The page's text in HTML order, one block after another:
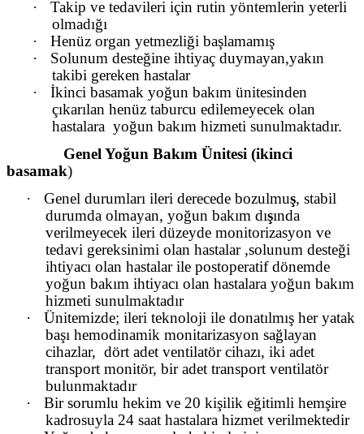
·
Takip ve tedavileri için rutin yöntemlerin yeterli
olmadığı
·
Henüz organ yetmezliği başlamamış
·
Solunum desteğine ihtiyaç duymayan,yakın
takibi gereken hastalar
·
İkinci basamak yoğun bakım ünitesinden
çıkarılan henüz taburcu edilemeyecek olan
hastalara yoğun bakım hizmeti sunulmaktadır.
Genel Yoğun Bakım Ünitesi (ikinci
basamak)
·
Genel durumları ileri derecede bozulmuş, stabil
durumda olmayan, yoğun bakım dışında
verilmeyecek ileri düzeyde monitorizasyon ve
tedavi gereksinimi olan hastalar ,solunum desteği
ihtiyacı olan hastalar ile postoperatif dönemde
yoğun bakım ihtiyacı olan hastalara yoğun bakım
hizmeti sunulmaktadır
·
Ünitemizde; ileri teknoloji ile donatılmış her yatak
başı hemodinamik monitarizasyon sağlayan
cihazlar, dört adet ventilatör cihazı, iki adet
transport monitör, bir adet transport ventilatör
bulunmaktadır
·
Bir sorumlu hekim ve 20 kişilik eğitimli hemşire
kadrosuyla 24 saat hastalara hizmet verilmektedir